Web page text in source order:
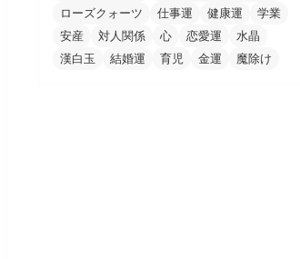
ローズクォーツ
仕事運 健康運
学業
安産
対人関係 心 恋愛運
水晶
漢白玉
結婚運 育児 金運 魔除け